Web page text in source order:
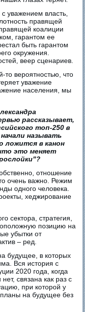
с уважением власть,
правящей
коалиции
гарантом ее
быть гарантом
окружения.
веер сценариев.
то вероятностью, что
уважение
населения, мы
рассказывает,
топ-250 в
называть
ложится в канон
это меняет
отношение
очень важно. Режим
одного человека.
хеджирование
сектора, стратегия,
позицию на
убытки от
– ред.
будущее, в которых
Вся история с
2020 года, когда
связана как раз с
при которой у
на будущее без